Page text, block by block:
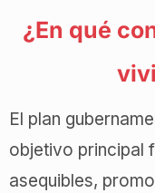
¿En qué
El plan
objetivo principal
asequibles,